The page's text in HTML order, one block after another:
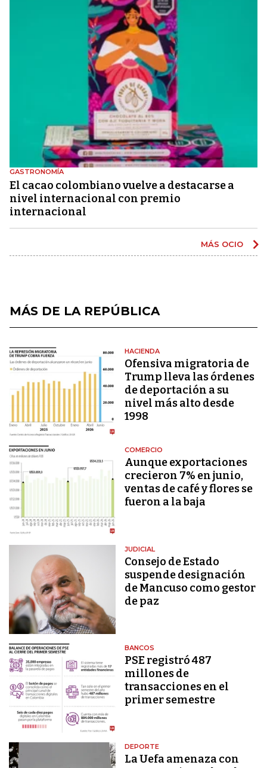
GASTRONOMÍA
El cacao colombiano vuelve a destacarse a
nivel internacional con premio
internacional
MÁS OCIO
MÁS DE LA REPÚBLICA
HACIENDA
Ofensiva migratoria de
Trump lleva las órdenes
de deportación a su
nivel más alto desde
1998
COMERCIO
Aunque exportaciones
crecieron 7% en junio,
ventas de café y flores se
fueron a la baja
JUDICIAL
Consejo de Estado
suspende designación
de Mancuso como gestor
de paz
BANCOS
PSE registró 487
millones de
transacciones en el
primer semestre
DEPORTE
La Uefa amenaza con